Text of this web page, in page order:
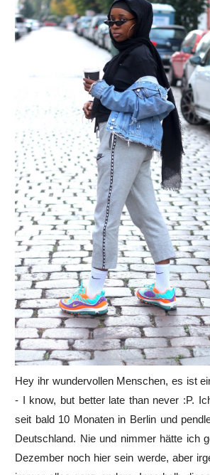
Hey ihr wundervollen Menschen, es ist
- I know, but better late than never :P.
seit bald 10 Monaten in Berlin und
Deutschland. Nie und nimmer hätte ich
Dezember noch hier sein werde, aber